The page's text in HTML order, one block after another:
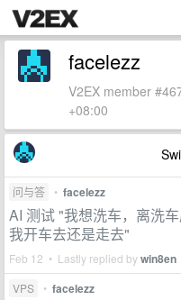
facelezz
V2EX member
+08:00
问与答 • facelezz
AI 测试 "我想洗车，离洗
我开车去还是走去"
Feb 12 • Lastly replied bywin8en
VPS • facelezz